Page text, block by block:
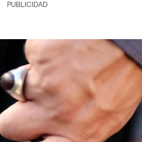
PUBLICIDAD